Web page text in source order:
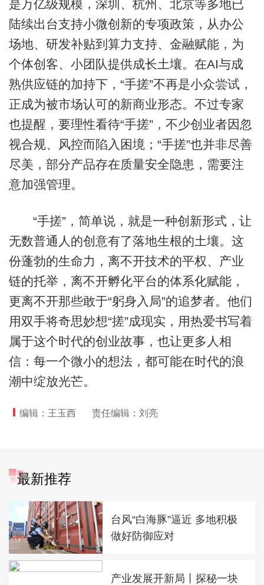
是万亿级规模，深圳、杭州、北京等多地已
陆续出台支持小微创新的专项政策，从办公
场地、研发补贴到算力支持、金融赋能，为
个体创客、小团队提供成长土壤。在AI与成
熟供应链的加持下，“手搓”不再是小众尝试，
正成为被市场认可的新商业形态。不过专家
也提醒，要理性看待“手搓”，不少创业者因忽
视合规、风控而陷入困境；“手搓”也并非尽善
尽美，部分产品存在质量安全隐患，需要注
意加强管理。
“手搓”，简单说，就是一种创新形式，让
无数普通人的创意有了落地生根的土壤。这
份蓬勃的生命力，离不开技术的平权、产业
链的托举，离不开孵化平台的体系化赋能，
更离不开那些敢于“躬身入局”的追梦者。他们
用双手将奇思妙想“搓”成现实，用热爱书写着
属于这个时代的创业故事，也让更多人相
信：每一个微小的想法，都可能在时代的浪
潮中绽放光芒。
编辑：王玉西 责任编辑：刘亮
最新推荐
台风“白海豚”逼近 多地积极
做好防御应对
产业发展开新局丨探秘一块